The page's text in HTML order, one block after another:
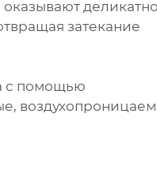
затекание
с помощью